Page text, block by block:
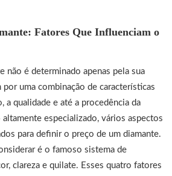
Fatores Que Influenciam o
não é determinado apenas pela sua
por uma combinação de características
a qualidade e até a procedência da
altamente especializado, vários aspectos
para definir o preço de um diamante.
é o famoso sistema de
clareza e quilate. Esses quatro fatores